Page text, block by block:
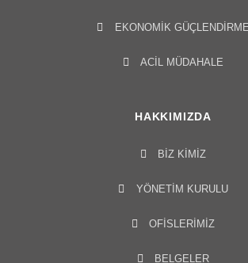
EKONOMIK GÜÇLENDIRME
ACIL MÜDAHALE
HAKKIMIZDA
BIZ KIMIZ
YÖNETIM KURULU​
OFISLERIMIZ
BELGELER